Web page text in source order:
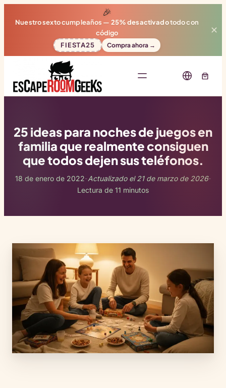
🎉
Nuestro sexto cumpleaños — 25% desactivadotodo con
código
FIESTA25
Compra ahora →
✕
25 ideas para noches de juegos en
familia que realmente consiguen
que todos dejen sus teléfonos.
18 de enero de 2022-Actualizado el 21 de marzo de 2026-
Lectura de 11 minutos